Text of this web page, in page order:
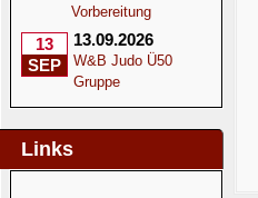
Vorbereitung
13
SEP
13.09.2026
W&B Judo Ü50
Gruppe
Links